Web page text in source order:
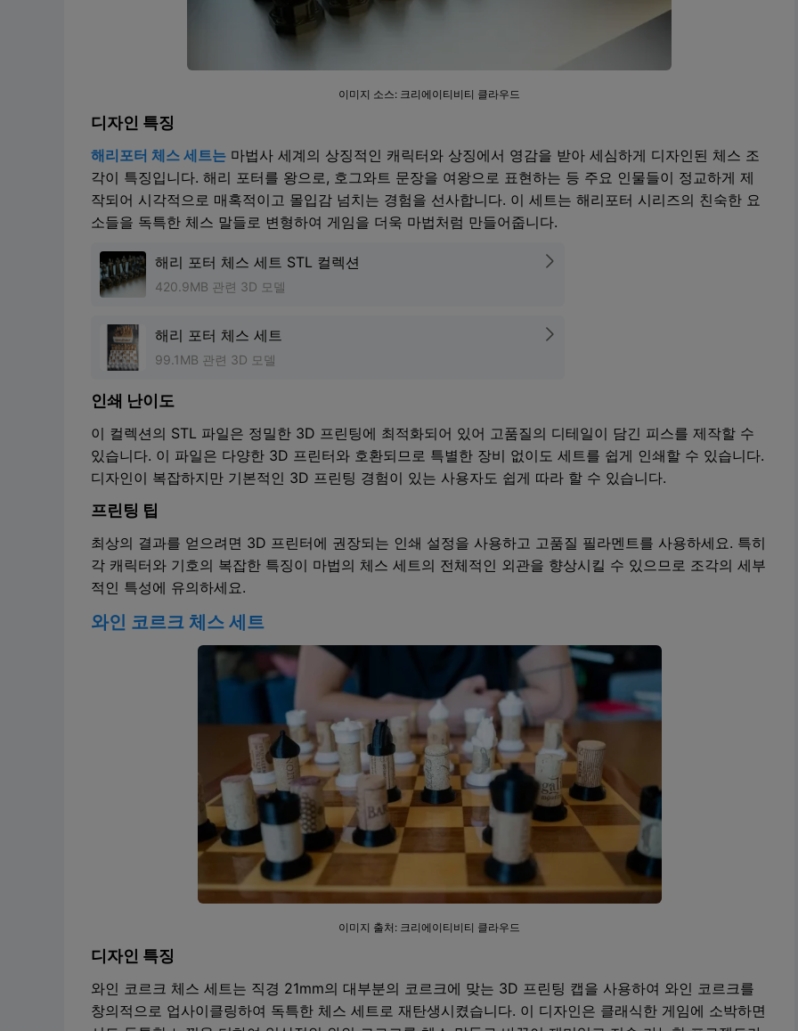
이미지 소스: 크리에이티비티 클라우드
디자인 특징
해리포터 체스 세트는 마법사 세계의 상징적인 캐릭터와 상징에서 영감을 받아 세심하게 디자인된 체스 조
각이 특징입니다. 해리 포터를 왕으로, 호그와트 문장을 여왕으로 표현하는 등 주요 인물들이 정교하게 제
작되어 시각적으로 매혹적이고 몰입감 넘치는 경험을 선사합니다. 이 세트는 해리포터 시리즈의 친숙한 요
소들을 독특한 체스 말들로 변형하여 게임을 더욱 마법처럼 만들어줍니다.
해리 포터 체스 세트 STL 컬렉션
420.9MB 관련 3D 모델
해리 포터 체스 세트
99.1MB 관련 3D 모델
인쇄 난이도
이 컬렉션의 STL 파일은 정밀한 3D 프린팅에 최적화되어 있어 고품질의 디테일이 담긴 피스를 제작할 수
있습니다. 이 파일은 다양한 3D 프린터와 호환되므로 특별한 장비 없이도 세트를 쉽게 인쇄할 수 있습니다.
디자인이 복잡하지만 기본적인 3D 프린팅 경험이 있는 사용자도 쉽게 따라 할 수 있습니다.
프린팅 팁
최상의 결과를 얻으려면 3D 프린터에 권장되는 인쇄 설정을 사용하고 고품질 필라멘트를 사용하세요. 특히
각 캐릭터와 기호의 복잡한 특징이 마법의 체스 세트의 전체적인 외관을 향상시킬 수 있으므로 조각의 세부
적인 특성에 유의하세요.
와인 코르크 체스 세트
이미지 출처: 크리에이티비티 클라우드
디자인 특징
와인 코르크 체스 세트는 직경 21mm의 대부분의 코르크에 맞는 3D 프린팅 캡을 사용하여 와인 코르크를
창의적으로 업사이클링하여 독특한 체스 세트로 재탄생시켰습니다. 이 디자인은 클래식한 게임에 소박하면